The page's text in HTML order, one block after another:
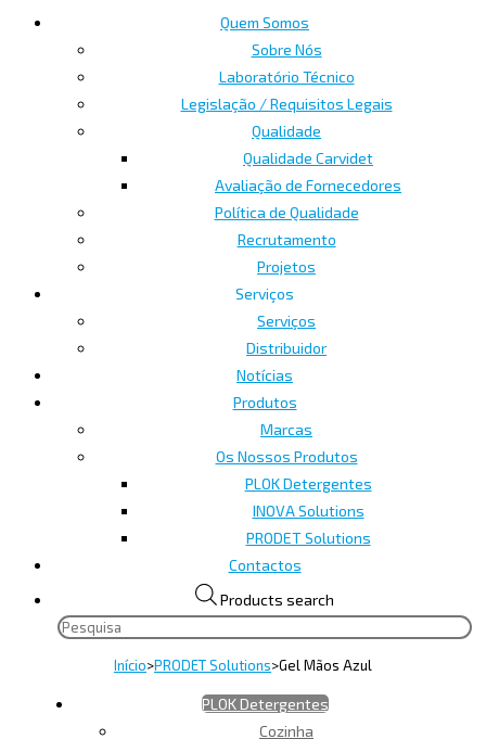
Quem Somos
Sobre Nós
Laboratório Técnico
Legislação / Requisitos Legais
Qualidade
Qualidade Carvidet
Avaliação de Fornecedores
Política de Qualidade
Recrutamento
Projetos
Serviços
Serviços
Distribuidor
Notícias
Produtos
Marcas
Os Nossos Produtos
PLOK Detergentes
INOVA Solutions
PRODET Solutions
Contactos
Products search
Início>PRODET Solutions>Gel Mãos Azul
PLOK Detergentes
Cozinha